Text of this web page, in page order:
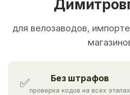
для велозаводов,
✅ Без штрафов
проверка кодов на всех этапах